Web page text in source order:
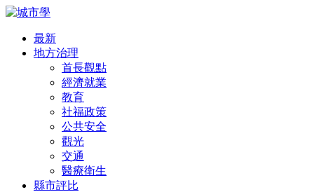
最新
地方治理
首長觀點
經濟就業
教育
社福政策
公共安全
觀光
交通
醫療衛生
縣市評比